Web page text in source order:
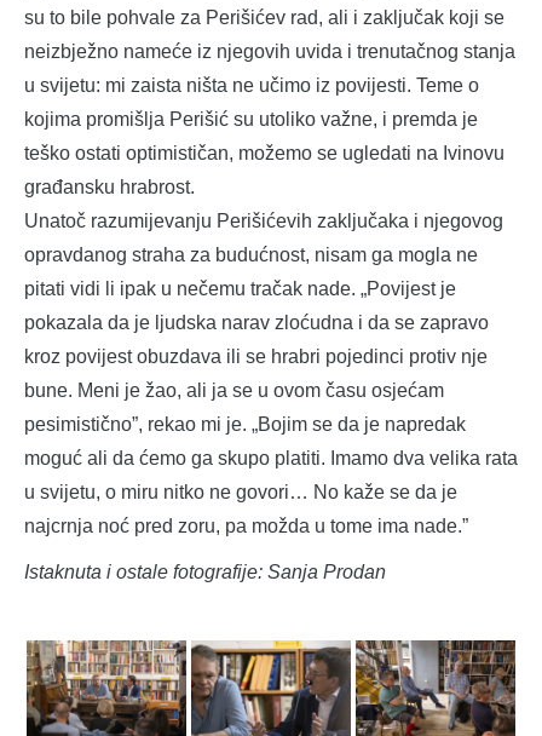
su to bile pohvale za Perišićev rad, ali i zaključak koji se
neizbježno nameće iz njegovih uvida i trenutačnog stanja
u svijetu: mi zaista ništa ne učimo iz povijesti. Teme o
kojima promišlja Perišić su utoliko važne, i premda je
teško ostati optimističan, možemo se ugledati na Ivinovu
građansku hrabrost.
Unatoč razumijevanju Perišićevih zaključaka i njegovog
opravdanog straha za budućnost, nisam ga mogla ne
pitati vidi li ipak u nečemu tračak nade. „Povijest je
pokazala da je ljudska narav zloćudna i da se zapravo
kroz povijest obuzdava ili se hrabri pojedinci protiv nje
bune. Meni je žao, ali ja se u ovom času osjećam
pesimistično”, rekao mi je. „Bojim se da je napredak
moguć ali da ćemo ga skupo platiti. Imamo dva velika rata
u svijetu, o miru nitko ne govori… No kaže se da je
najcrnja noć pred zoru, pa možda u tome ima nade.”
Istaknuta i ostale fotografije: Sanja Prodan